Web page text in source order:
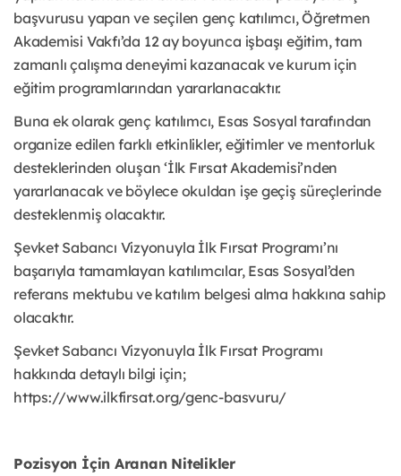
başvurusu yapan ve seçilen genç katılımcı, Öğretmen
Akademisi Vakfı’da 12 ay boyunca işbaşı eğitim, tam
zamanlı çalışma deneyimi kazanacak ve kurum için
eğitim programlarından yararlanacaktır.
Buna ek olarak genç katılımcı, Esas Sosyal tarafından
organize edilen farklı etkinlikler, eğitimler ve mentorluk
desteklerinden oluşan ‘İlk Fırsat Akademisi’nden
yararlanacak ve böylece okuldan işe geçiş süreçlerinde
desteklenmiş olacaktır.
Şevket Sabancı Vizyonuyla İlk Fırsat Programı’nı
başarıyla tamamlayan katılımcılar, Esas Sosyal’den
referans mektubu ve katılım belgesi alma hakkına sahip
olacaktır.
Şevket Sabancı Vizyonuyla İlk Fırsat Programı
hakkında detaylı bilgi için;
https://www.ilkfirsat.org/genc-basvuru/
Pozisyon İçin Aranan Nitelikler